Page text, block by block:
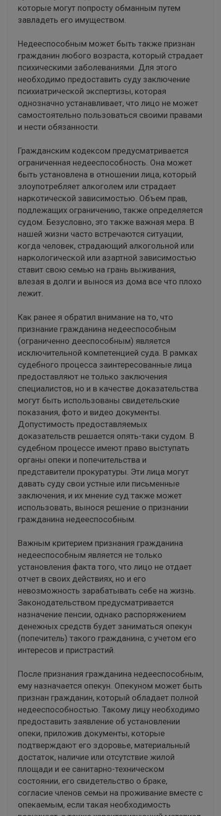
которые могут попросту обманным путем
завладеть его имуществом.
Недееспособным может быть также признан
гражданин любого возраста, который страдает
психическими заболеваниями. Для этого
необходимо предоставить суду заключение
психиатрической экспертизы, которая
однозначно устанавливает, что лицо не может
самостоятельно пользоваться своими правами
и нести обязанности.
Гражданским кодексом предусматривается
ограниченная недееспособность. Она может
быть установлена в отношении лица, который
злоупотребляет алкоголем или страдает
наркотической зависимостью. Объем прав,
подлежащих ограничению, также определяется
судом. Безусловно, это также важная мера. В
нашей жизни часто встречаются ситуации,
когда человек, страдающий алкогольной или
наркологической или азартной зависимостью
ставит свою семью на грань выживания,
влезая в долги и вынося из дома все что плохо
лежит.
Как ранее я обратил внимание на то, что
признание гражданина недееспособным
(ограниченно дееспособным) является
исключительной компетенцией суда. В рамках
судебного процесса заинтересованные лица
предоставляют не только заключения
специалистов, но и в качестве доказательства
могут быть использованы свидетельские
показания, фото и видео документы.
Допустимость предоставляемых
доказательств решается опять-таки судом. В
судебном процессе имеют право выступать
органы опеки и попечительства и
представители прокуратуры. Эти лица могут
давать суду свои устные или письменные
заключения, и их мнение суд также может
использовать, вынося решение о признании
гражданина недееспособным.
Важным критерием признания гражданина
недееспособным является не только
установления факта того, что лицо не отдает
отчет в своих действиях, но и его
невозможность зарабатывать себе на жизнь.
Законодательством предусматривается
назначение пенсии, однако распоряжением
денежных средств будет заниматься опекун
(попечитель) такого гражданина, с учетом его
интересов и пристрастий.
После признания гражданина недееспособным,
ему назначается опекун. Опекуном может быть
признан гражданин, который обладает полной
недееспособностью. Такому лицу необходимо
предоставить заявление об установлении
опеки, приложив документы, которые
подтверждают его здоровье, материальный
достаток, наличие или отсутствие жилой
площади и ее санитарно-техническом
состоянии, его свидетельство о браке,
согласие членов семьи на проживание вместе с
опекаемым, если такая необходимость